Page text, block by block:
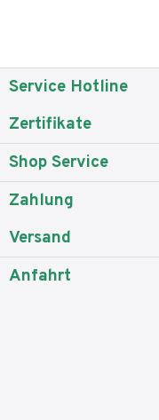
Service Hotline
Zertifikate
Shop Service
Zahlung
Versand
Anfahrt